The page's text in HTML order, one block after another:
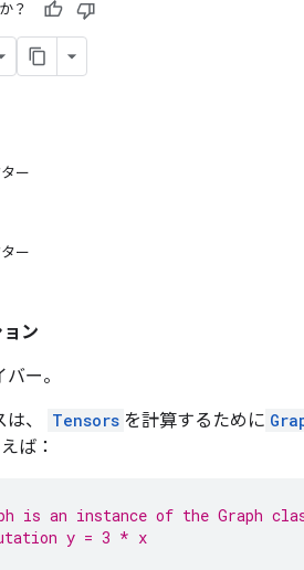
？
ー
ー
ン
ー。
、 Tensors を計算するために
ば：
is an instance of the Graph
y = 3 * x